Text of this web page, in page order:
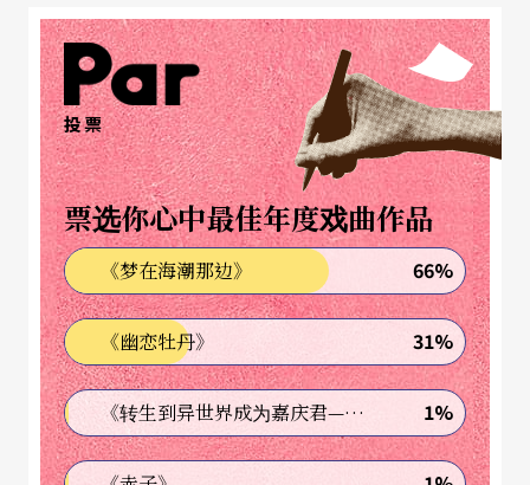
在长达十个半小时、毫无间歇的演出中，戈瑟兰运
用大量的即时影像与震耳欲聋的音乐，突显日常场
景的戏剧张力和私密氛围。舞台上，悬挂布幕的舞
台装置遮蔽了演员的表演。整场戏几乎有八成都是
现场拍摄。然而，导演和影像设计选取了不同的电
影语汇去处理每出戏的画面：《玩》像是高达六○
年代末期的实验影片、《毛》谱出了柏格曼镜头的
亲密氛围、《名》则具有葛斯．范桑电影的迷离风
格。随著三部曲的进程，观众不但发现迥异的电影
叙事手法，他们也一步步脱离影像框架，进入具有
生命力的剧场空间。透过影像和字幕的交错，导演
投票
票选你心中最佳年度戏曲作品
《梦在海潮那边》 66%
《幽恋牡丹》 31%
《转生到异世界成为嘉庆君—发现我的祖先是诈骗集团!?》 1%